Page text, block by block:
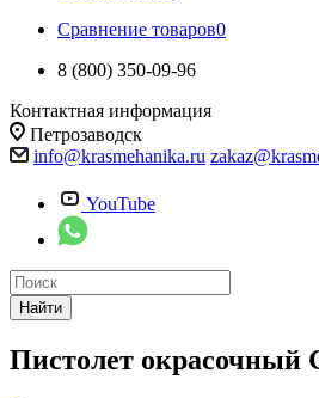
Сравнение товаров0
8 (800) 350-09-96
Контактная информация
Петрозаводск
info@krasmehanika.ru
YouTube
Найти
Пистолет окрасочный